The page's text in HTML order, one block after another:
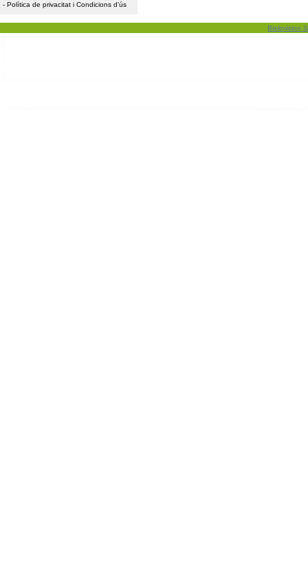
- Política de privacitat i Condicions d'ús
Biolovision